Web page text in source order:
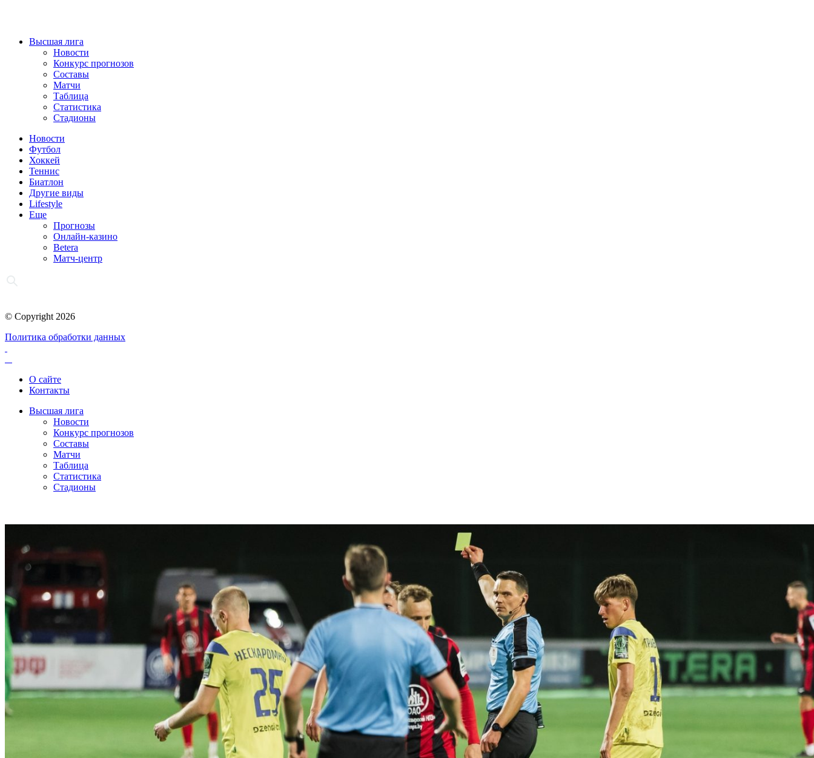
Высшая лига
Новости
Конкурс прогнозов
Составы
Матчи
Таблица
Статистика
Стадионы
Новости
Футбол
Хоккей
Теннис
Биатлон
Другие виды
Lifestyle
Еще
Прогнозы
Онлайн-казино
Betera
Матч-центр
© Copyright 2026
Политика обработки данных
О сайте
Контакты
Высшая лига
Новости
Конкурс прогнозов
Составы
Матчи
Таблица
Статистика
Стадионы